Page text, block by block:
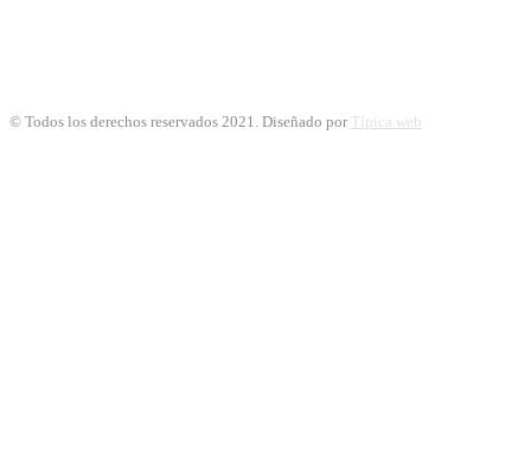
© Todos los derechos reservados 2021. Diseñado por Típica web